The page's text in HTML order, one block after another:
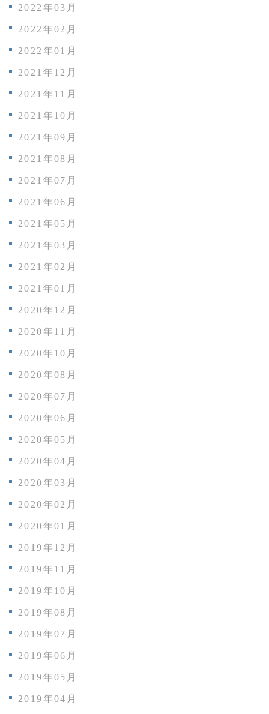
2022年03月
2022年02月
2022年01月
2021年12月
2021年11月
2021年10月
2021年09月
2021年08月
2021年07月
2021年06月
2021年05月
2021年03月
2021年02月
2021年01月
2020年12月
2020年11月
2020年10月
2020年08月
2020年07月
2020年06月
2020年05月
2020年04月
2020年03月
2020年02月
2020年01月
2019年12月
2019年11月
2019年10月
2019年08月
2019年07月
2019年06月
2019年05月
2019年04月